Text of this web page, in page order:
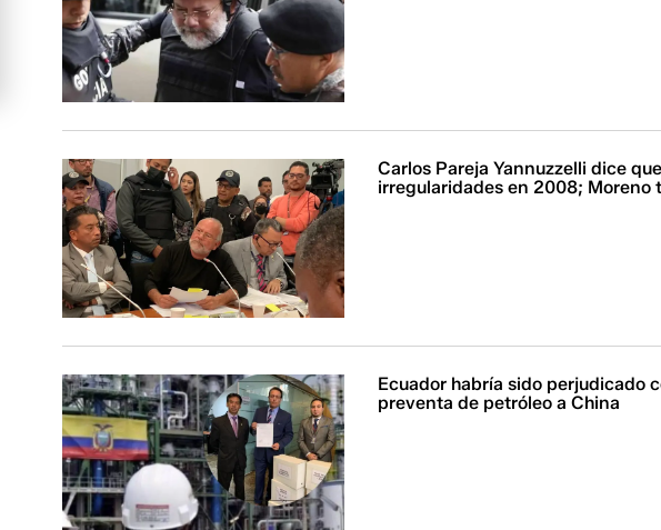
Carlos Pareja Yannuzzelli dice
irregularidades en 2008; Moreno
Ecuador habría sido perjudicado
preventa de petróleo a China